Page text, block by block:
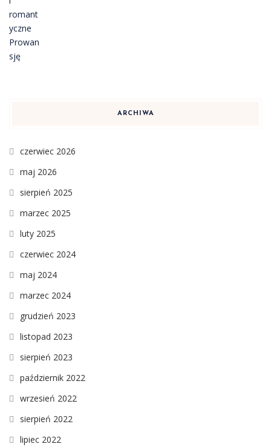
ARCHIWA
czerwiec 2026
maj 2026
sierpień 2025
marzec 2025
luty 2025
czerwiec 2024
maj 2024
marzec 2024
grudzień 2023
listopad 2023
sierpień 2023
październik 2022
wrzesień 2022
sierpień 2022
lipiec 2022